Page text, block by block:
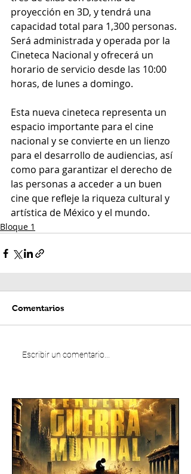
proyección en 3D, y tendrá una
capacidad total para 1,300 personas.
Será administrada y operada por la
Cineteca Nacional y ofrecerá un
horario de servicio desde las 10:00
horas, de lunes a domingo.
Esta nueva cineteca representa un
espacio importante para el cine
nacional y se convierte en un lienzo
para el desarrollo de audiencias, así
como para garantizar el derecho de
las personas a acceder a un buen
cine que refleje la riqueza cultural y
artística de México y el mundo.
Bloque 1
Comentarios
Escribir un comentario...